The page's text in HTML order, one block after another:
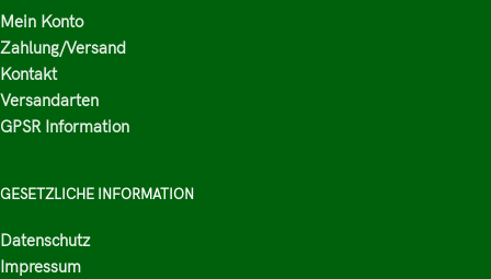
Mein Konto
Zahlung/Versand
Kontakt
Versandarten
GPSR Information
GESETZLICHE INFORMATION
Datenschutz
Impressum